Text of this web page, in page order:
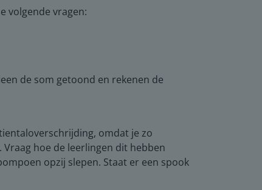
volgende vragen:
de som getoond en rekenen de
omdat je zo
hoe de leerlingen dit hebben
opzij slepen. Staat er een spook